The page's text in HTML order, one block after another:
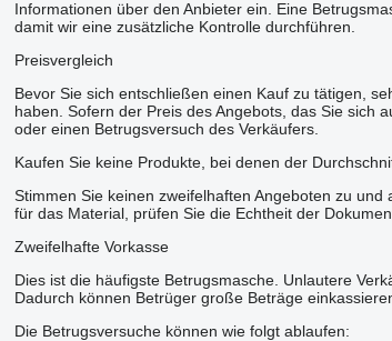
Informationen über den Anbieter ein. Eine
damit wir eine zusätzliche Kontrolle durchführen.
Preisvergleich
Bevor Sie sich entschließen einen Kauf zu tätigen,
haben. Sofern der Preis des Angebots, das Sie sich
oder einen Betrugsversuch des Verkäufers.
Kaufen Sie keine Produkte, bei denen der
Stimmen Sie keinen zweifelhaften Angeboten zu
für das Material, prüfen Sie die Echtheit der
Zweifelhafte Vorkasse
Dies ist die häufigste Betrugsmasche. Unlautere
Dadurch können Betrüger große Beträge
Die Betrugsversuche können wie folgt ablaufen: